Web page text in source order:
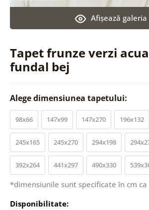
Tapet frunze verzi
fundal bej
Afişează galeria
Alege dimensiunea tapetului:
98x66 147x99 147x270 196x132
245x165 245x270 294x198
392x264 441x297 490x330
*dimensiunile sunt specificate în cm
Disponibilitate: